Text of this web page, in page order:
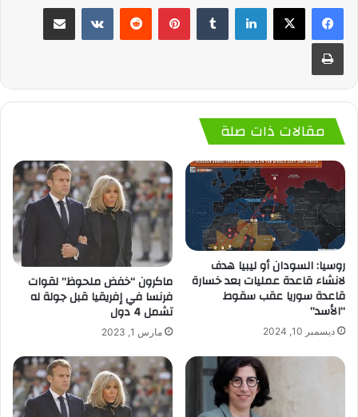
لينكدإن بينتيريست
مقالات ذات صلة
روسيا: السودان أو ليبيا هدف
لانشاء قاعدة عمليات بعد خسارة
قاعدة سوريا عقب سقوط
“الأسد”
ديسمبر 10, 2024
ماكرون “خفض ملحوظ” لقوات
فرنسا في إفريقيا قبل جولة له
تشمل 4 دول
مارس 1, 2023